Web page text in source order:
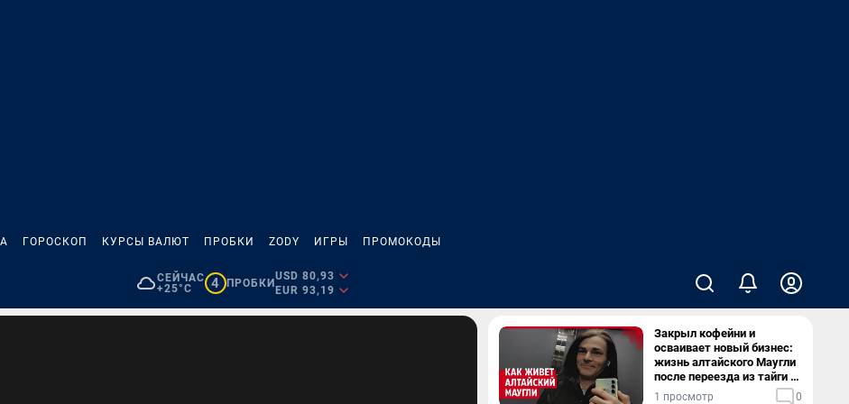
ГОРОСКОП КУРСЫ ВАЛЮТ ПРОБКИ ZODY ИГРЫ ПРОМОКОДЫ
СЕЙЧАС
+25°C
4 ПРОБКИ
USD 80,93
EUR 93,19
Закрыл кофейни и
осваивает новый бизнес:
жизнь алтайского Маугли
после переезда из тайги в
столицу
1 просмотр 0